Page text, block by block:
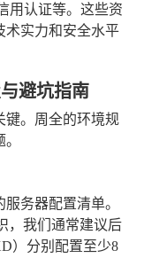
用认证等。这些资
术实力和安全水平
避坑指南
键。周全的环境规
务器配置清单。
，我们通常建议后
）分别配置至少8